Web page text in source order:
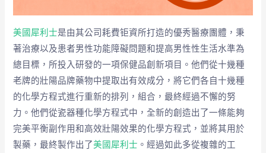
美國犀利士是由其公司耗費钜資所打造的優秀醫療團體，秉
著治療以及患者男性功能障礙問題和提高男性性生活水準為
總目標，所投入研發的一項保健品創新項目。他們從十幾種
老牌的壯陽品牌藥物中提取出有效成分，將它們各自十幾種
的化學方程式進行重新的排列，組合，最終經過不懈的努
力。他們從瓷器種化學方程式中，全新的創造出了一條能夠
完美平衡副作用和高效壯陽效果的化學方程式，並將其用於
製藥，最終製作出了美國犀利士 。經過如此多從複雜的工